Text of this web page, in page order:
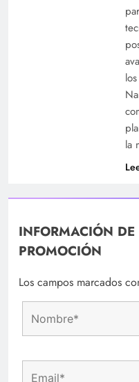
la
INFORMACIÓN DE
PROMOCIÓN
Los campos marcados